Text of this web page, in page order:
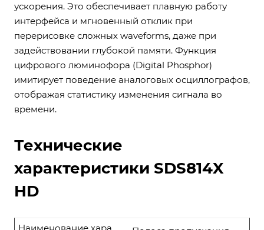
ускорения. Это обеспечивает плавную работу
интерфейса и мгновенный отклик при
перерисовке сложных waveforms, даже при
задействовании глубокой памяти. Функция
цифрового люминофора (Digital Phosphor)
имитирует поведение аналоговых осциллографов,
отображая статистику изменения сигнала во
времени.
Технические
характеристики SDS814X
HD